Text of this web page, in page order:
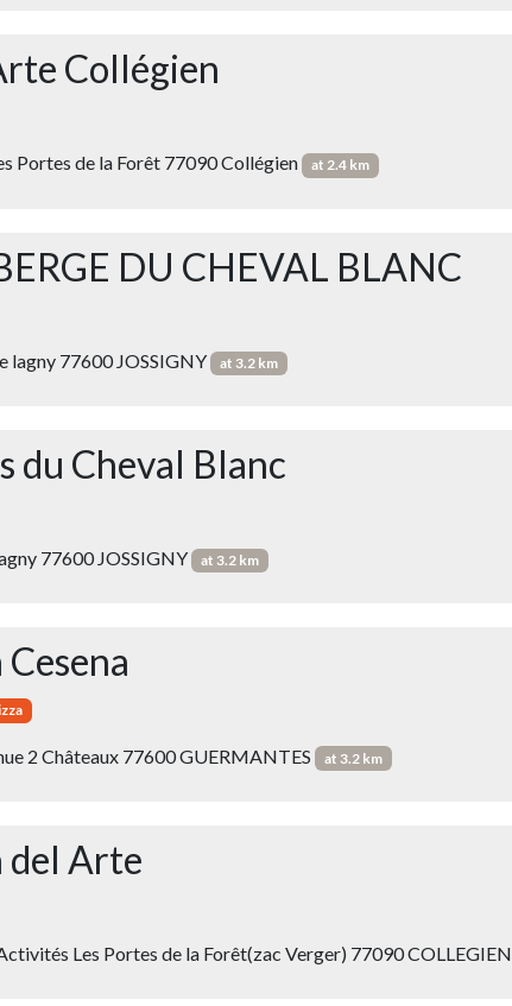
Collégien
Portes de la Forêt 77090 Collégien at 2.4 km
DU CHEVAL BLANC
lagny 77600 JOSSIGNY at 3.2 km
du Cheval Blanc
77600 JOSSIGNY at 3.2 km
Cesena
2 Châteaux 77600 GUERMANTES at 3.2 km
del Arte
Les Portes de la Forêt(zac Verger) 77090 COLLEGIEN